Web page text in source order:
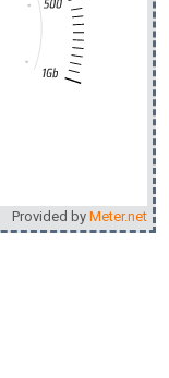
Provided by Meter.net